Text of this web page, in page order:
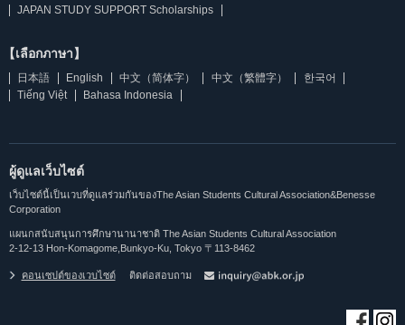
JAPAN STUDY SUPPORT Scholarships
【เลือกภาษา】
日本語 English 中文（简体字） 中文（繁體字）
한국어
Tiếng Việt
Bahasa Indonesia
ผู้ดูแลเว็บไซต์
เว็บไซต์นี้เป็นเวบที่ดูแลร่วมกันของThe Asian Students Cultural Association&Benesse
Corporation
แผนกสนับสนุนการศึกษานานาชาติ The Asian Students Cultural Association
2-12-13 Hon-Komagome,Bunkyo-Ku, Tokyo 〒113-8462
คอนเซปต์ของเวบไซต์ ติดต่อสอบถาม